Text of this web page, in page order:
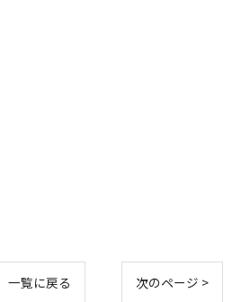
一覧に戻る 次のページ >